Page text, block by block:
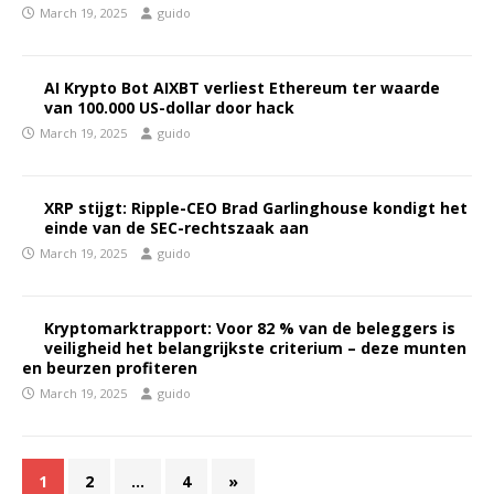
March 19, 2025 guido
AI Krypto Bot AIXBT verliest Ethereum ter waarde
van 100.000 US-dollar door hack
March 19, 2025 guido
XRP stijgt: Ripple-CEO Brad Garlinghouse kondigt het
einde van de SEC-rechtszaak aan
March 19, 2025 guido
Kryptomarktrapport: Voor 82 % van de beleggers is
veiligheid het belangrijkste criterium – deze munten
en beurzen profiteren
March 19, 2025 guido
1 2 … 4 »